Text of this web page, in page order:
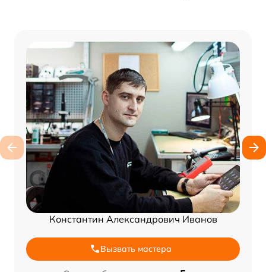
Константин Александрович Иванов
Вызвать мастера